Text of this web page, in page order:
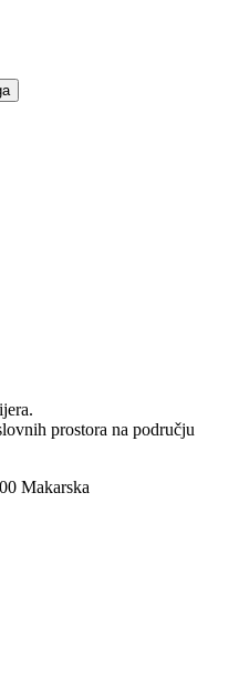
prostora na području
Makarska